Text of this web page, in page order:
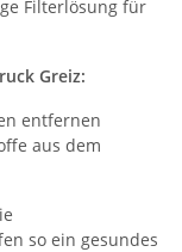
Filterlösung für
Greiz:
entfernen
aus dem
so ein gesundes